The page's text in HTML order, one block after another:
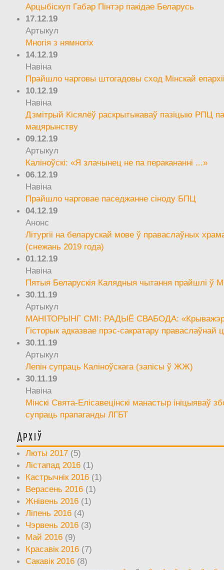
Арцыбіскуп Габар Пінтэр пакідае Беларусь
17.12.19
Артыкул
Многія з нямногіх
14.12.19
Навіна
Прайшло чарговы штогадовы сход Мінскай
10.12.19
Навіна
Дзмітрый Кісялёў раскрытыкаваў пазіцыю РПЦ
мацярынству
09.12.19
Артыкул
Каліноўскі: «Я злачынец не па перакананні ...»
06.12.19
Навіна
Прайшло чарговае паседжанне сіноду БПЦ
04.12.19
Анонс
Літургіі на беларускай мове ў праваслаўных
(снежань 2019 года)
01.12.19
Навіна
Пятыя Беларускія Калядныя чытання прайшлі ў
30.11.19
Артыкул
МАНІТОРЫНГ СМІ: РАДЫЁ СВАБОДА:
Гісторык адказвае прэс-сакратару праваслаўнай
30.11.19
Артыкул
Лепін супраць Каліноўскага (запісы ў ЖЖ)
30.11.19
Навіна
Мінскі Свята-Елісавецінскі манастыр ініцыяваў
супраць прапаганды ЛГБТ
Архіў
Люты 2017 (5)
Лістапад 2016 (1)
Кастрычнік 2016 (1)
Верасень 2016 (1)
Жнівень 2016 (1)
Ліпень 2016 (4)
Чэрвень 2016 (3)
Май 2016 (9)
Красавік 2016 (7)
Сакавік 2016 (8)